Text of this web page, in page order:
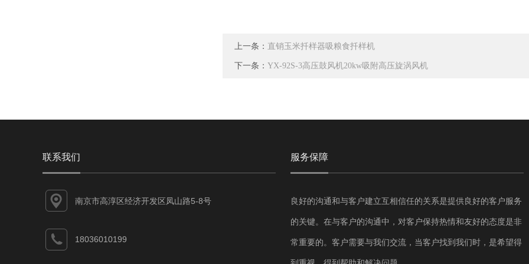
上一条： 直销玉米扦样器吸粮食扦样机
下一条： YX-92S-3高压鼓风机20kw吸附高压旋涡风机
联系我们
南京市高淳区经济开发区凤山路5-8号
18036010199
服务保障
良好的沟通和与客户建立互相信任的关系是提供良好的客户服务
的关键。在与客户的沟通中，对客户保持热情和友好的态度是非
常重要的。客户需要与我们交流，当客户找到我们时，是希望得